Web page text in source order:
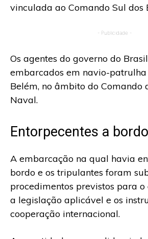
vinculada ao Comando Sul dos
- Publicidade -
Os agentes do governo do
embarcados em navio-
Belém, no âmbito do Comando
Naval.
Entorpecentes a bordo
A embarcação na qual havia
bordo e os tripulantes foram
procedimentos previstos para o
a legislação aplicável e os
cooperação internacional.